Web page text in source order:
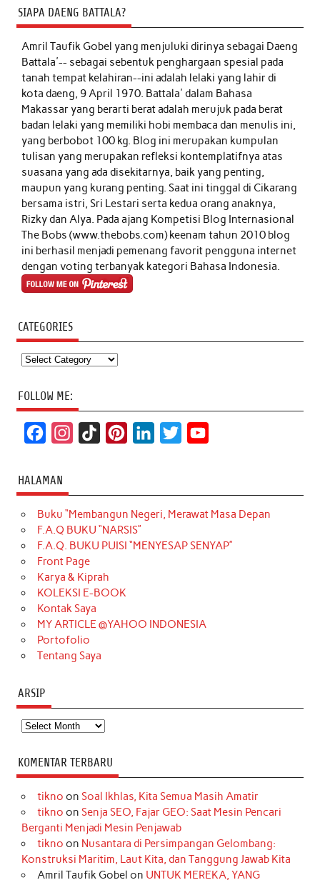
SIAPA DAENG BATTALA?
Amril Taufik Gobelyang menjuluki dirinya sebagai Daeng
Battala'-- sebagai sebentuk penghargaan spesial pada
tanah tempat kelahiran--ini adalah lelaki yang lahir di
kota daeng, 9 April 1970. Battala' dalam Bahasa
Makassar yang berarti berat adalah merujuk pada berat
badan lelaki yang memiliki hobi membaca dan menulis ini,
yang berbobot 100 kg. Blog ini merupakan kumpulan
tulisan yang merupakan refleksi kontemplatifnya atas
suasana yang ada disekitarnya, baik yang penting,
maupun yang kurang penting. Saat ini tinggal di Cikarang
bersama istri, Sri Lestari serta kedua orang anaknya,
Rizky dan Alya. Pada ajang Kompetisi Blog Internasional
The Bobs (www.thebobs.com) keenam tahun 2010 blog
ini berhasil menjadi pemenang favorit pengguna internet
dengan voting terbanyak kategori Bahasa Indonesia.
CATEGORIES
Categories
FOLLOW ME:
c
e
b
o
o
k
t
a
g
r
a
m
T
o
k
t
e
r
k
e
d
t
t
e
T
u
b
HALAMAN
Buku “Membangun Negeri, Merawat Masa Depan
F.A.Q BUKU “NARSIS”
F.A.Q. BUKU PUISI “MENYESAP SENYAP”
Front Page
Karya & Kiprah
KOLEKSI E-BOOK
Kontak Saya
MY ARTICLE @YAHOO INDONESIA
Portofolio
Tentang Saya
ARSIP
Arsip
KOMENTAR TERBARU
tikno on Soal Ikhlas, Kita Semua Masih Amatir
tikno on Senja SEO, Fajar GEO: Saat Mesin Pencari
Berganti Menjadi Mesin Penjawab
tikno on Nusantara di Persimpangan Gelombang:
Konstruksi Maritim, Laut Kita, dan Tanggung Jawab Kita
Amril Taufik Gobel on UNTUK MEREKA, YANG